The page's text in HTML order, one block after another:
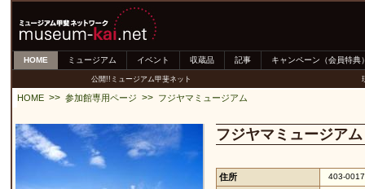
HOME ミュージアム イベント 収蔵品 記事 キャンペーン（会員特典
公開!!ミュージアム甲斐ネット
HOME >> 参加館専用ページ >> フジヤマミュージアム
フジヤマミュージアム
住所 403-